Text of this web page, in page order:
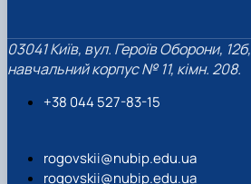
03041 Київ, вул. Героїв Оборони, 12б,
навчальний корпус № 11, кімн. 208.
+38 044 527-83-15
rogovskii@nubip.edu.ua
rogovskii@nubip.edu.ua